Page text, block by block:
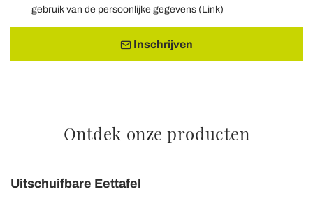
gebruik van de persoonlijke gegevens (Link)
Inschrijven
Ontdek onze producten
Uitschuifbare Eettafel